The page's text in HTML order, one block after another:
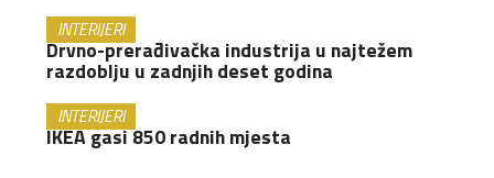
INTERIJERI
Drvno-prerađivačka industrija u najtežem
razdoblju u zadnjih deset godina
INTERIJERI
IKEA gasi 850 radnih mjesta